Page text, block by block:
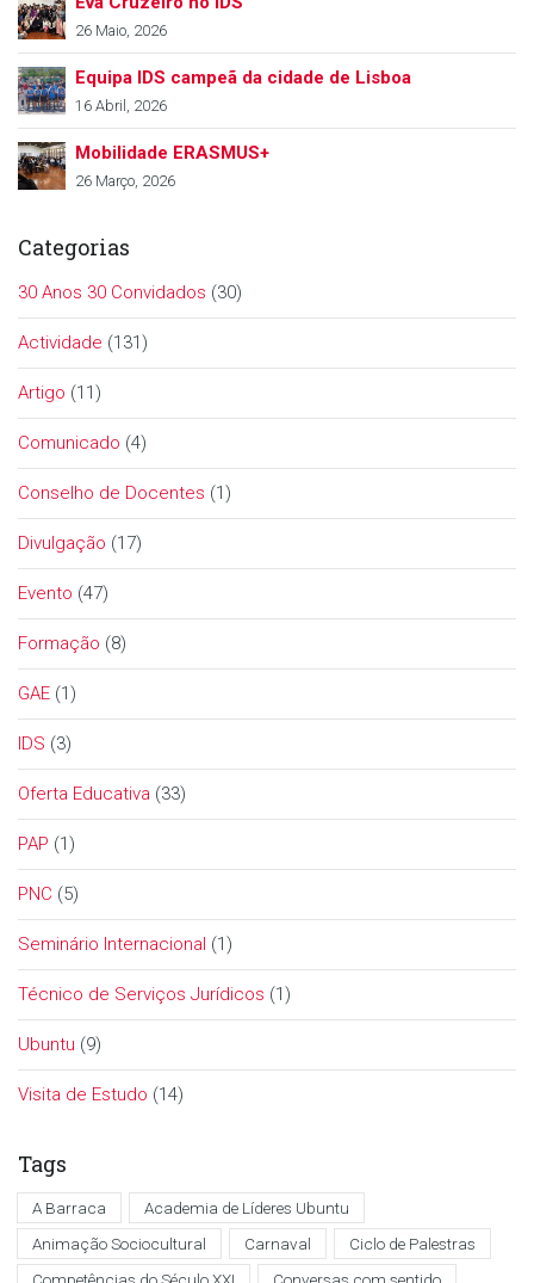
26 Maio, 2026
Equipa IDS campeã da cidade de Lisboa
16 Abril, 2026
Mobilidade ERASMUS+
26 Março, 2026
Categorias
30 Anos 30 Convidados (30)
Actividade (131)
Artigo (11)
Comunicado (4)
Conselho de Docentes (1)
Divulgação (17)
Evento (47)
Formação (8)
GAE (1)
IDS (3)
Oferta Educativa (33)
PAP (1)
PNC (5)
Seminário Internacional (1)
Técnico de Serviços Jurídicos (1)
Ubuntu (9)
Visita de Estudo (14)
Tags
A Barraca
Academia de Líderes Ubuntu
Animação Sociocultural
Carnaval
Ciclo de Palestras